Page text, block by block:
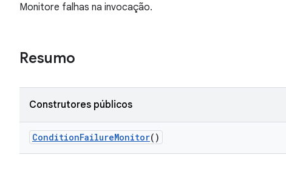
Monitore falhas na invocação.
Resumo
Construtores públicos
ConditionFailureMonitor()